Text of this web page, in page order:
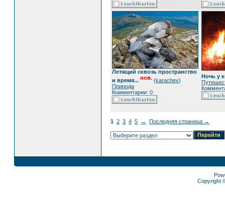
Летящий сквозь пространство
и время... нов. (karachev)
Природа
Комментарии: 0
Ночь у
1 2 3 4 5 → Последняя страница →
Copyright